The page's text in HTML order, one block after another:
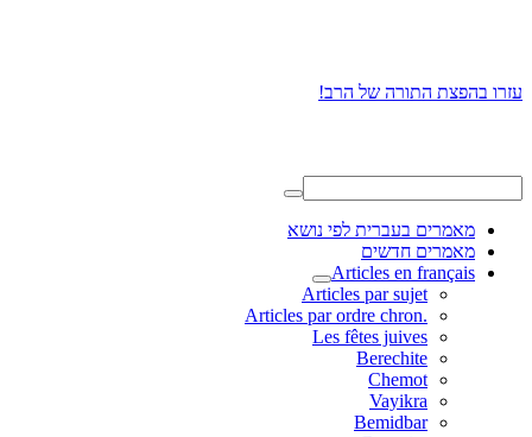
מאמרים בעברית לפי נושא
מאמרים חדשים
Articles en français
Articles par sujet
.Articles par ordre chron
Les fêtes juives
Berechite
Chemot
Vayikra
Bemidbar